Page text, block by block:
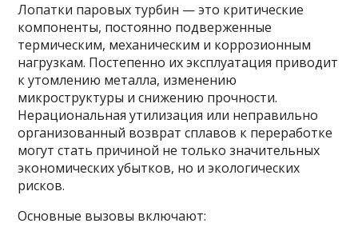
Лопатки паровых турбин — это критические
компоненты, постоянно подверженные
термическим, механическим и коррозионным
нагрузкам. Постепенно их эксплуатация приводит
к утомлению металла, изменению
микроструктуры и снижению прочности.
Нерациональная утилизация или неправильно
организованный возврат сплавов к переработке
могут стать причиной не только значительных
экономических убытков, но и экологических
рисков.
Основные вызовы включают: